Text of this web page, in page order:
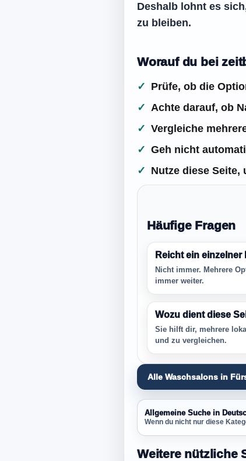
Deshalb lohnt es
zu bleiben.
Worauf du bei
Prüfe, ob die
Achte darauf, ob
Vergleiche
Geh nicht
Nutze diese
Häufige Fragen
Reicht ein
Nicht immer. Mehrere
immer weiter.
Wozu dient diese
Sie hilft dir, mehrere
und zu vergleichen.
Alle Waschsalons in
Allgemeine Suche in
Wenn du nicht nur diese
Weitere nützliche